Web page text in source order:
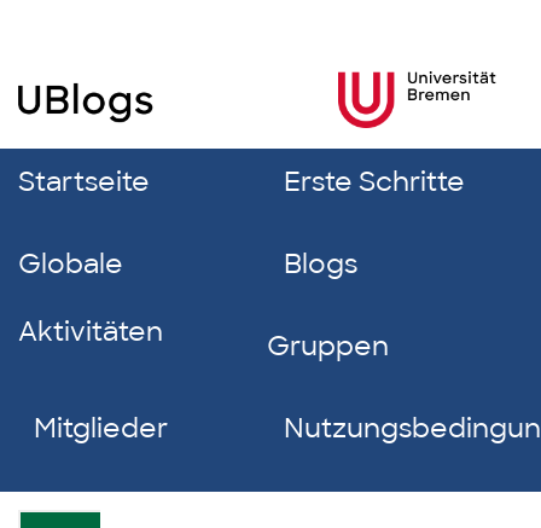
Startseite Erste Schritte
Globale
Aktivitäten
Blogs
Gruppen
Mitglieder